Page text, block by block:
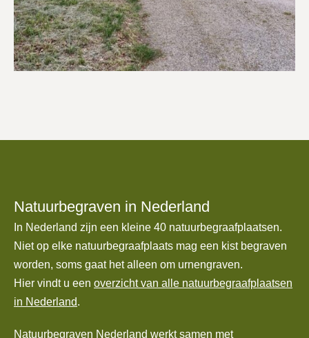
Natuurbegraven in Nederland
In Nederland zijn een kleine 40 natuurbegraafplaatsen.
Niet op elke natuurbegraafplaats mag een kist begraven
worden, soms gaat het alleen om urnengraven.
Hier vindt u een overzicht van alle natuurbegraafplaatsen
in Nederland.
Natuurbegraven Nederland werkt samen met